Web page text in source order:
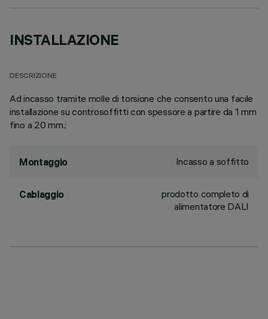
INSTALLAZIONE
DESCRIZIONE
Ad incasso tramite molle di torsione che consento una facile
installazione su controsoffitti con spessore a partire da 1 mm
fino a 20 mm.;
Montaggio Incasso a soffitto
Cablaggio
prodotto completo di
alimentatore DALI